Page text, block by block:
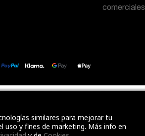
similares para mejorar tu
uso y fines de marketing. Más info en